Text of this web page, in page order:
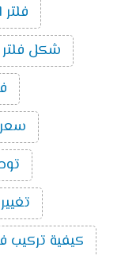
فلتر
شكل فلتر 7 مراحل
سعر
تغيير
كيفية تركيب فلتر ٧